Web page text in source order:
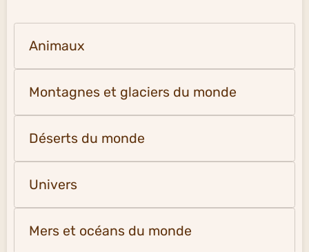
Animaux
Montagnes et glaciers du monde
Déserts du monde
Univers
Mers et océans du monde